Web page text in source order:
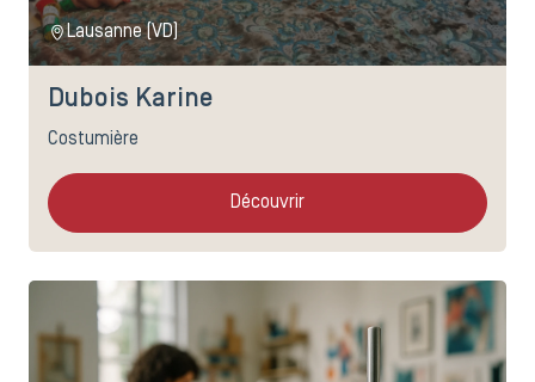
Lausanne (VD)
Dubois Karine
Costumière
Découvrir